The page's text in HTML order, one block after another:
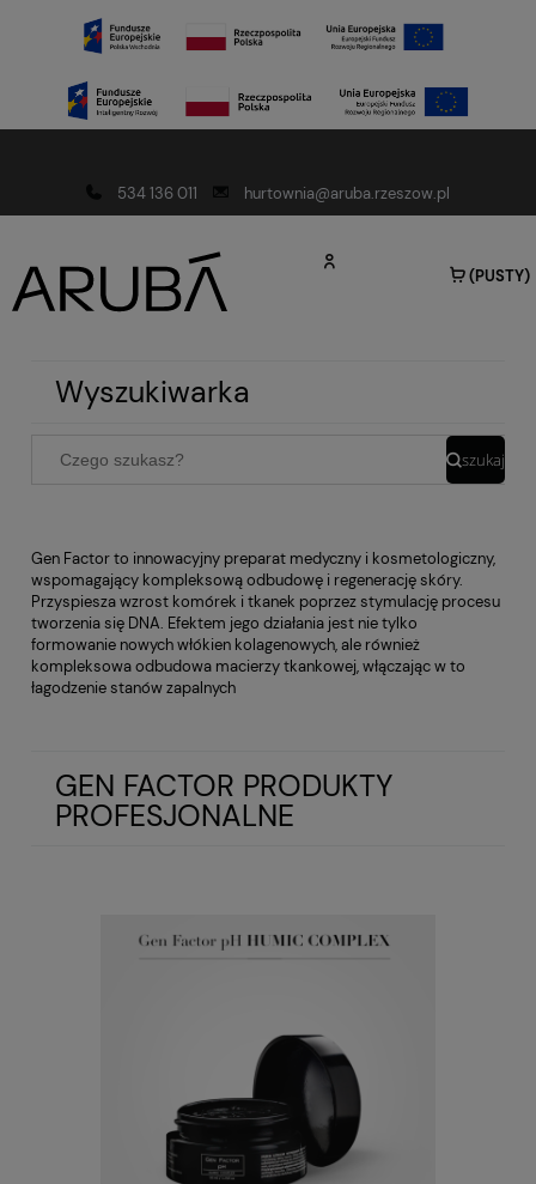
534 136 011
hurtownia@aruba.rzeszow.pl
(PUSTY)
Wyszukiwarka
szukaj
Gen Factor to innowacyjny preparat medyczny i kosmetologiczny,
wspomagający kompleksową odbudowę i regenerację skóry.
Przyspiesza wzrost komórek i tkanek poprzez stymulację procesu
tworzenia się DNA. Efektem jego działania jest nie tylko
formowanie nowych włókien kolagenowych, ale również
kompleksowa odbudowa macierzy tkankowej, włączając w to
łagodzenie stanów zapalnych
GEN FACTOR PRODUKTY
PROFESJONALNE